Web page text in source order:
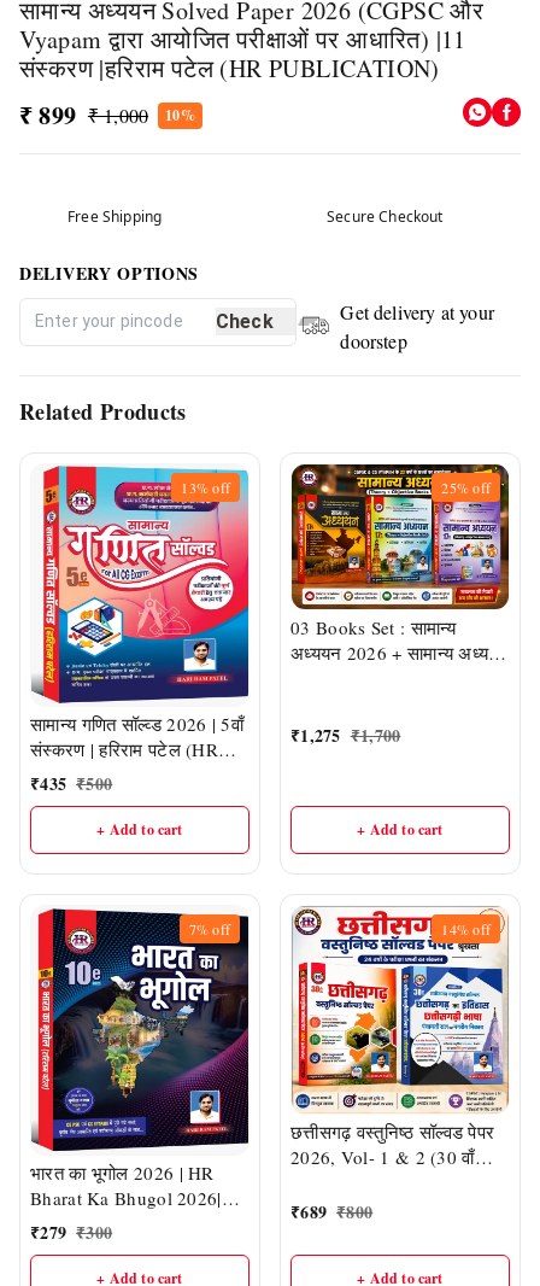
सामान्य अध्ययन Solved Paper 2026 (CGPSC और
Vyapam द्वारा आयोजित परीक्षाओं पर आधारित) |11
संस्करण |हरिराम पटेल (HR PUBLICATION)
₹ 899 ₹ 1,000 10%
Free Shipping Secure Checkout
DELIVERY OPTIONS
Check
Get delivery at your
doorstep
Related Products
13%off
सामान्य गणित सॉल्व्ड 2026 | 5वाँ
संस्करण | हरिराम पटेल (HR
Publication)
₹435 ₹500
+ Add to cart
25%off
03 Books Set : सामान्य
अध्ययन 2026 + सामान्य अध्ययन
परीक्षाओं पर आधारित) | हरिराम
₹1,275 ₹1,700
+ Add to cart
7%off
भारत का भूगोल 2026 | HR
Bharat Ka Bhugol 2026|
CGPSC एवं व्यापम में पूछे गए
नवीनतम आंकड़ों के साथ | हरिराम
₹279 ₹300
+ Add to cart
14%off
छत्तीसगढ़ वस्तुनिष्ठ सॉल्वड पेपर
2026, Vol- 1 & 2 (30 वाँ
Publication)
₹689 ₹800
+ Add to cart